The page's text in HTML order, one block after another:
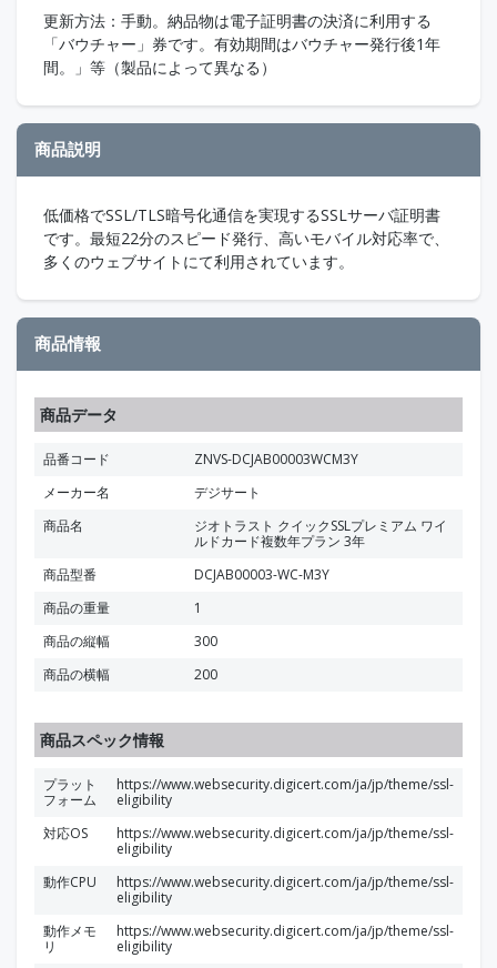
更新方法：手動。納品物は電子証明書の決済に利用する
「バウチャー」券です。有効期間はバウチャー発行後1年
間。」等（製品によって異なる）
商品説明
低価格でSSL/TLS暗号化通信を実現するSSLサーバ証明書
です。最短22分のスピード発行、高いモバイル対応率で、
多くのウェブサイトにて利用されています。
商品情報
商品データ
品番コード
ZNVS-DCJAB00003WCM3Y
メーカー名
デジサート
商品名
ジオトラスト クイックSSLプレミアム ワイ
ルドカード複数年プラン 3年
商品型番
DCJAB00003-WC-M3Y
商品の重量
1
商品の縦幅
300
商品の横幅
200
商品スペック情報
プラット
フォーム
https://www.websecurity.digicert.com/ja/jp/theme/ssl-
eligibility
対応OS
https://www.websecurity.digicert.com/ja/jp/theme/ssl-
eligibility
動作CPU
https://www.websecurity.digicert.com/ja/jp/theme/ssl-
eligibility
動作メモ
リ
https://www.websecurity.digicert.com/ja/jp/theme/ssl-
eligibility